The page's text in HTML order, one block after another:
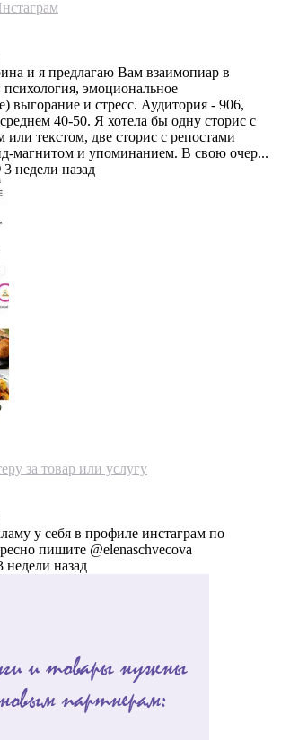
и я предлагаю Вам взаимопиар в
эмоциональное
выгорание и стресс. Аудитория - 906,
40-50. Я хотела бы одну сторис с
или текстом, две сторис с репостами
магнитом и упоминанием. В свою очер...
3 недели назад
за товар или услугу
у себя в профиле инстаграм по
пишите @elenaschvecova
недели назад